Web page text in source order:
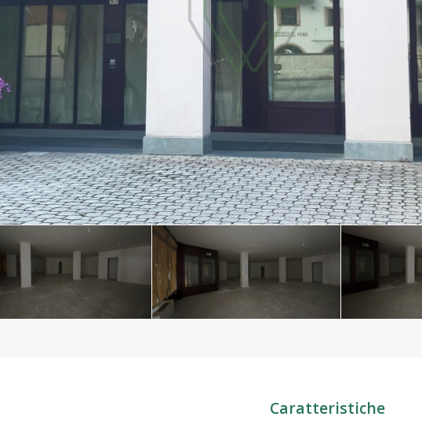
Caratteristiche